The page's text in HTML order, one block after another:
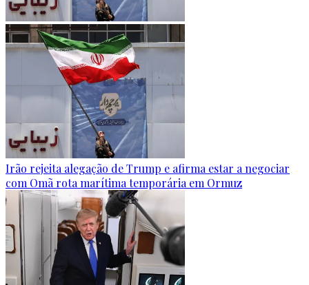
Irão rejeita alegação de Trump e afirma estar a negociar
com Omã rota marítima temporária em Ormuz